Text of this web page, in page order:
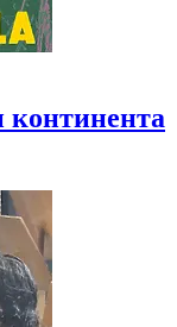
континента